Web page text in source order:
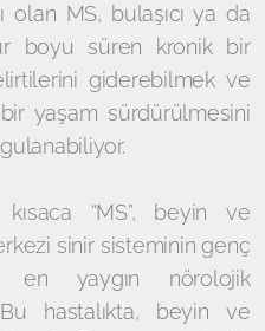
olan MS, bulaşıcı ya da
boyu süren kronik bir
giderebilmek ve
yaşam sürdürülmesini
“MS”, beyin ve
sinir sisteminin genç
en yaygın nörolojik
Bu hastalıkta, beyin ve